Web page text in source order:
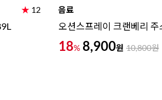
★ 12 음료
오션스프레이 크랜베리 주
18% 8,900원 10,800원